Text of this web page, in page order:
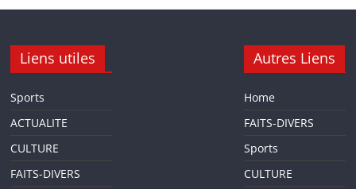
Liens utiles
Sports
ACTUALITE
CULTURE
FAITS-DIVERS
Autres Liens
Home
FAITS-DIVERS
Sports
CULTURE